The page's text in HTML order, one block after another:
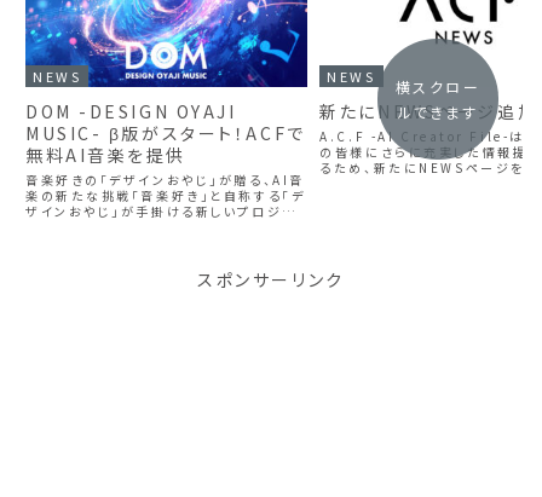
NEWS
DOM -DESIGN OYAJI
MUSIC- β版がスタート！ACFで
無料AI音楽を提供
音楽好きの「デザインおやじ」が贈る、AI音
楽の新たな挑戦「音楽好き」と自称する「デ
ザインおやじ」が手掛ける新しいプロジェ
NEWS
新たにNEWSページ追加
A.C.F -AI Creator File-は、
の皆様にさらに充実した情報提
るため、新たにNEWSページを開
横スクロー
ルできます
スポンサーリンク